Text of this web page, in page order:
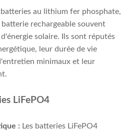
batteries au lithium fer phosphate,
rechargeable souvent
solaire. Ils sont réputés
leur durée de vie
minimaux et leur
LiFePO4
: Les batteries LiFePO4